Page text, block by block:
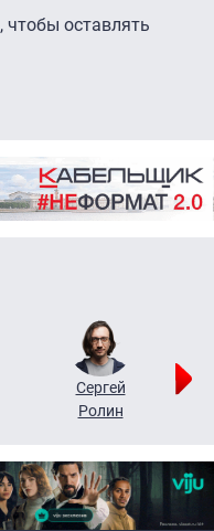
, чтобы оставлять
Сергей
Ролин